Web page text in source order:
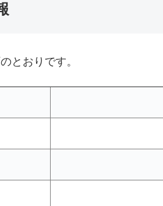
とおりです。